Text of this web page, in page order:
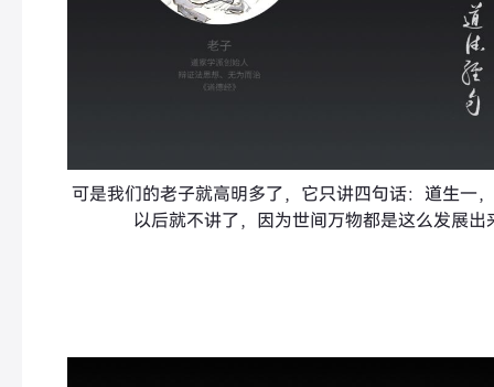
可是我们的老子就高明多了，它只讲四句话：道生一
以后就不讲了，因为世间万物都是这么发展